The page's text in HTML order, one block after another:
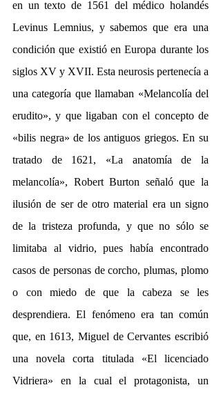
en un texto de 1561 del médico holandés
Levinus Lemnius, y sabemos que era una
condición que existió en Europa durante los
siglos XV y XVII. Esta neurosis pertenecía a
una categoría que llamaban «Melancolía del
erudito», y que ligaban con el concepto de
«bilis negra» de los antiguos griegos. En su
tratado de 1621, «La anatomía de la
melancolía», Robert Burton señaló que la
ilusión de ser de otro material era un signo
de la tristeza profunda, y que no sólo se
limitaba al vidrio, pues había encontrado
casos de personas de corcho, plumas, plomo
o con miedo de que la cabeza se les
desprendiera. El fenómeno era tan común
que, en 1613, Miguel de Cervantes escribió
una novela corta titulada «El licenciado
Vidriera» en la cual el protagonista, un